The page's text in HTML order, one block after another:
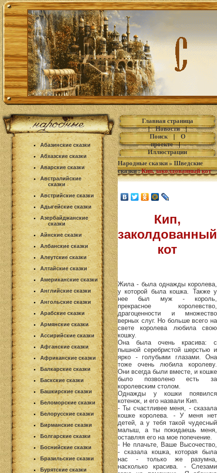
Абазинские сказки
Абхазские сказки
Аварские сказки
Австралийские
сказки
Австрийские сказки
Адыгейские сказки
Азербайджанские
сказки
Айнские сказки
Албанские сказки
Алеутские сказки
Алтайские сказки
Американские сказки
Английские сказки
Ангольские сказки
Арабские сказки
Армянские сказки
Ассирийские сказки
Афганские сказки
Африканские сказки
Балкарские сказки
Баскские сказки
Башкирские сказки
Беломорские сказки
Белорусские сказки
Бирманские сказки
Болгарские сказки
Боснийские сказки
Бразильские сказки
Бурятские сказки
Главная страница
|Новости|
Поиск|О
проекте|
Иллюстрации
Народные сказки » Шведские
сказки: Кип, заколдованный кот
Кип,
заколдованный
кот
Жила - была однажды королева,
у которой была кошка. Также у
нее был муж - король,
прекрасное королевство,
драгоценности и множество
верных слуг. Но больше всего на
свете королева любила свою
кошку.
Она была очень красива: с
пышной серебристой шерстью и
ярко - голубыми глазами. Она
тоже очень любила королеву.
Они всегда были вместе, и кошке
было позволено есть за
королевским столом.
Однажды у кошки появился
котенок, и его назвали Кип.
- Ты счастливее меня, - сказала
кошке королева. - У меня нет
детей, а у тебя такой чудесный
малыш, а ты покидаешь меня,
оставляя его на мое попечение.
- Не плачьте, Ваше Высочество,
- сказала кошка, которая была
нас - только же разумна,
насколько красива. - Слезами